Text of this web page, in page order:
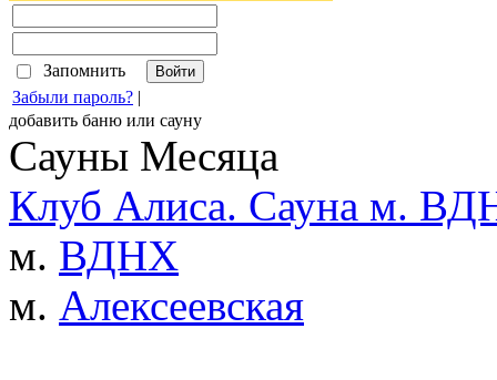
Запомнить
Забыли пароль? |
добавить баню или сауну
Сауны Месяца
Клуб Алиса. Сауна м.
м. ВДНХ
м. Алексеевская